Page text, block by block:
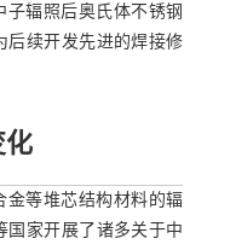
子辐照后奥氏体不锈钢
后续开发先进的焊接修
化
金等堆芯结构材料的辐
国家开展了诸多关于中